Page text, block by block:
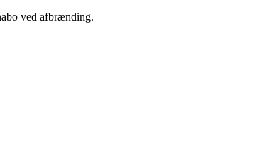
ved afbrænding.